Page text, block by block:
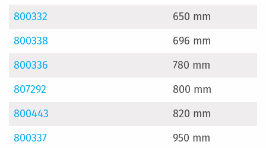
800332
650 mm
800338
696 mm
800336
780 mm
807292
800 mm
800443
820 mm
800337
950 mm